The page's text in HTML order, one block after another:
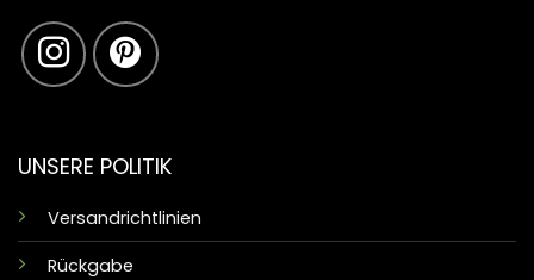
UNSERE POLITIK
Versandrichtlinien
Rückgabe